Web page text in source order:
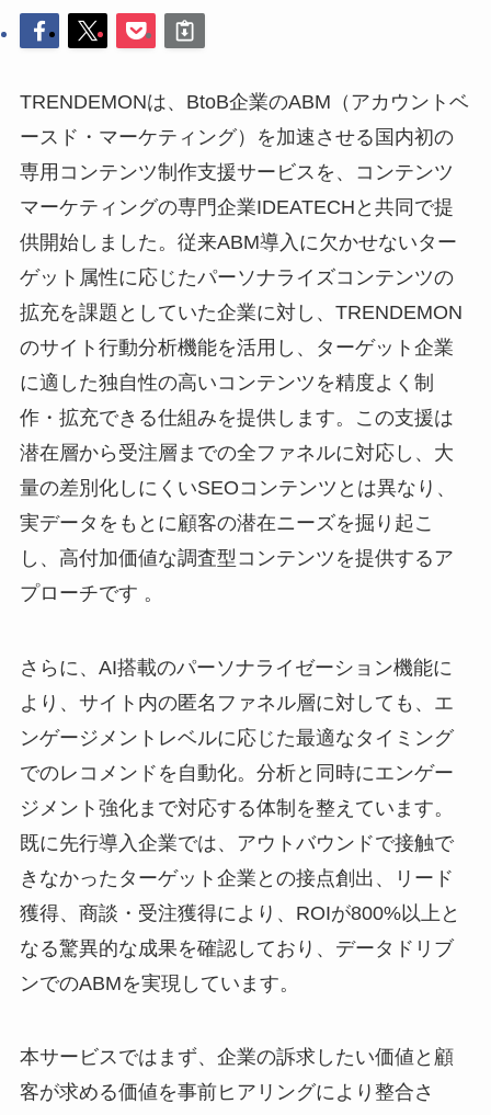
TRENDEMONは、BtoB企業のABM（アカウントベ
ースド・マーケティング）を加速させる国内初の
専用コンテンツ制作支援サービスを、コンテンツ
マーケティングの専門企業IDEATECHと共同で提
供開始しました。従来ABM導入に欠かせないター
ゲット属性に応じたパーソナライズコンテンツの
拡充を課題としていた企業に対し、TRENDEMON
のサイト行動分析機能を活用し、ターゲット企業
に適した独自性の高いコンテンツを精度よく制
作・拡充できる仕組みを提供します。この支援は
潜在層から受注層までの全ファネルに対応し、大
量の差別化しにくいSEOコンテンツとは異なり、
実データをもとに顧客の潜在ニーズを掘り起こ
し、高付加価値な調査型コンテンツを提供するア
プローチです 。
さらに、AI搭載のパーソナライゼーション機能に
より、サイト内の匿名ファネル層に対しても、エ
ンゲージメントレベルに応じた最適なタイミング
でのレコメンドを自動化。分析と同時にエンゲー
ジメント強化まで対応する体制を整えています。
既に先行導入企業では、アウトバウンドで接触で
きなかったターゲット企業との接点創出、リード
獲得、商談・受注獲得により、ROIが800%以上と
なる驚異的な成果を確認しており、データドリブ
ンでのABMを実現しています。
本サービスではまず、企業の訴求したい価値と顧
客が求める価値を事前ヒアリングにより整合さ